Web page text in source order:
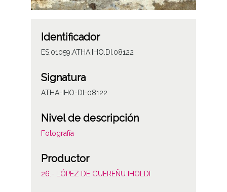
Identificador
ES.01059.ATHA.IHO.DI.08122
Signatura
ATHA-IHO-DI-08122
Nivel de descripción
Fotografía
Productor
26.- LÓPEZ DE GUEREÑU IHOLDI